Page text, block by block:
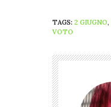
TAGS: 2 GIUGNO,
VOTO